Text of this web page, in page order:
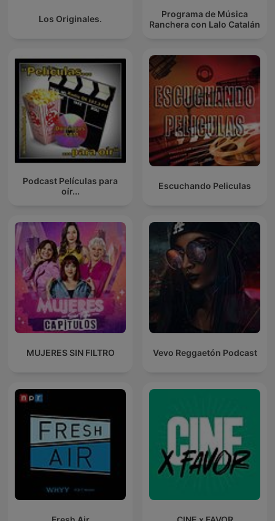
Los Originales.
Programa de Música
Ranchera con Lalo Catalán
Podcast Películas para
oír...
Escuchando Peliculas
MUJERES SIN FILTRO Vevo Reggaetón Podcast